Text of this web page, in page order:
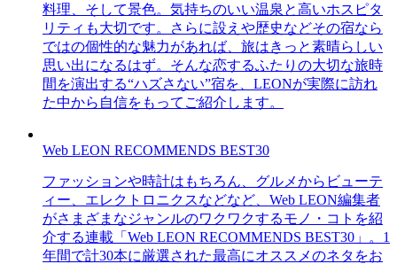
料理、そして景色。気持ちのいい温泉と高いホスピタ
リティも大切です。さらに設えや歴史などその宿なら
ではの個性的な魅力があれば、旅はきっと素晴らしい
思い出になるはず。そんな恋するふたりの大切な旅時
間を演出する“ハズさない”宿を、LEONが実際に訪れ
た中から自信をもってご紹介します。
Web LEON RECOMMENDS BEST30
ファッションや時計はもちろん、グルメからビューテ
ィー、エレクトロニクスなどなど、Web LEON編集者
がさまざまなジャンルのワクワクするモノ・コトを紹
介する連載「Web LEON RECOMMENDS BEST30」。1
年間で計30本に厳選された最高にオススメのネタをお